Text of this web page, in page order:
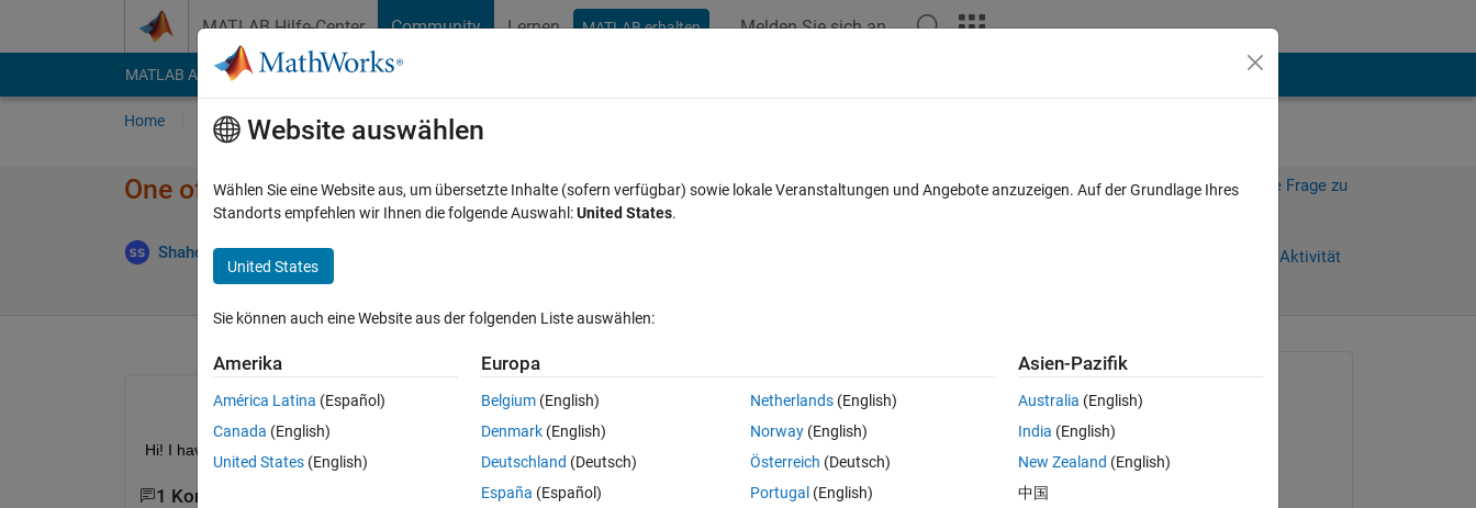
MATLAB Hilfe-Center Community Lernen MATLAB erhalten Melden Sie sich an
MATLAB Answers File Exchange Cody
Home Fragen Antworten Durchsuchen
One of the plots are not appearning
Shahd Shoukr 11 Aug. 2022
Melden Sie sich an, um diese Frage zu
Anmelden, um Aktivität
0 Stimmen
Hi! I have created a graph out of a svrpt but I'm not getting the result that I want. How to I solve this?
1 Kommentar
Shahd Shoukr
am 11 Aug. 2022
Website auswählen
Wählen Sie eine Website aus, um übersetzte Inhalte (sofern verfügbar) sowie lokale Veranstaltungen und Angebote anzuzeigen. Auf der Grundlage Ihres
Standorts empfehlen wir Ihnen die folgende Auswahl:United States.
United States
Sie können auch eine Website aus der folgenden Liste auswählen:
Amerika
América Latina (Español)
Canada (English)
United States (English)
Europa
Belgium (English)
Denmark (English)
Deutschland (Deutsch)
España (Español)
Netherlands(English)
Norway(English)
Österreich (Deutsch)
Portugal (English)
Asien-Pazifik
Australia (English)
India (English)
New Zealand (English)
中国